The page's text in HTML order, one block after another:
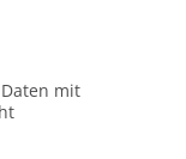
mit